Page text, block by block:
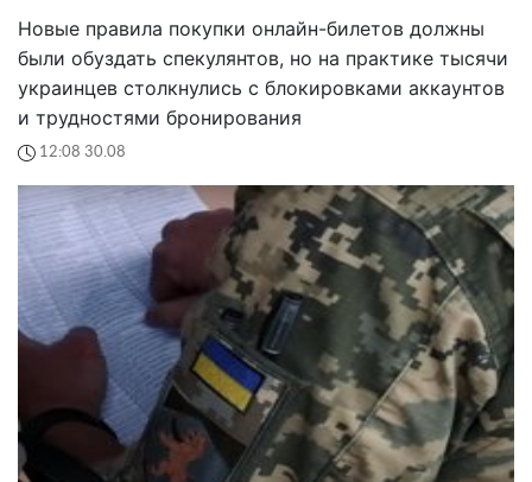
Новые правила покупки онлайн-билетов должны
были обуздать спекулянтов, но на практике тысячи
украинцев столкнулись с блокировками аккаунтов
и трудностями бронирования
12:08 30.08